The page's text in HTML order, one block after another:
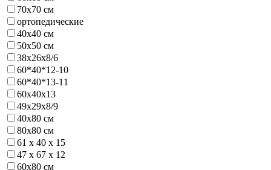
70х70 см
ортопедические
40x40 см
50x50 см
38х26х8/6
60*40*12-10
60*40*13-11
60х40х13
49х29х8/9
40х80 см
80х80 см
61 х 40 х 15
47 х 67 х 12
60х80 см